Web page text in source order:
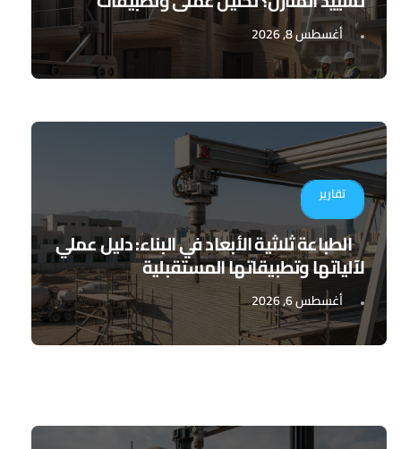
مستقبلية
أغسطس 8, 2026
تقارير
الطباعة ثلاثية الأبعاد في البناء: دليل عملي
لآلياتها وتطبيقاتها المستقبلية
أغسطس 6, 2026